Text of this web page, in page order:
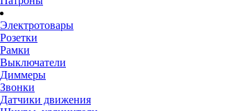
Электротовары
Розетки
Рамки
Выключатели
Диммеры
Звонки
Датчики движения